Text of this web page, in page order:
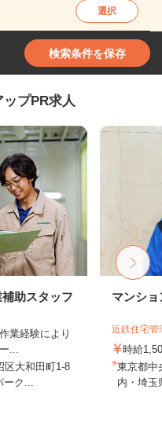
選択
検索条件を保存
プPR求人
助スタッフ
業経験により
...
区大和田町1-8
ク...
マンシ
近鉄住宅
時給
東京都中
内・埼玉